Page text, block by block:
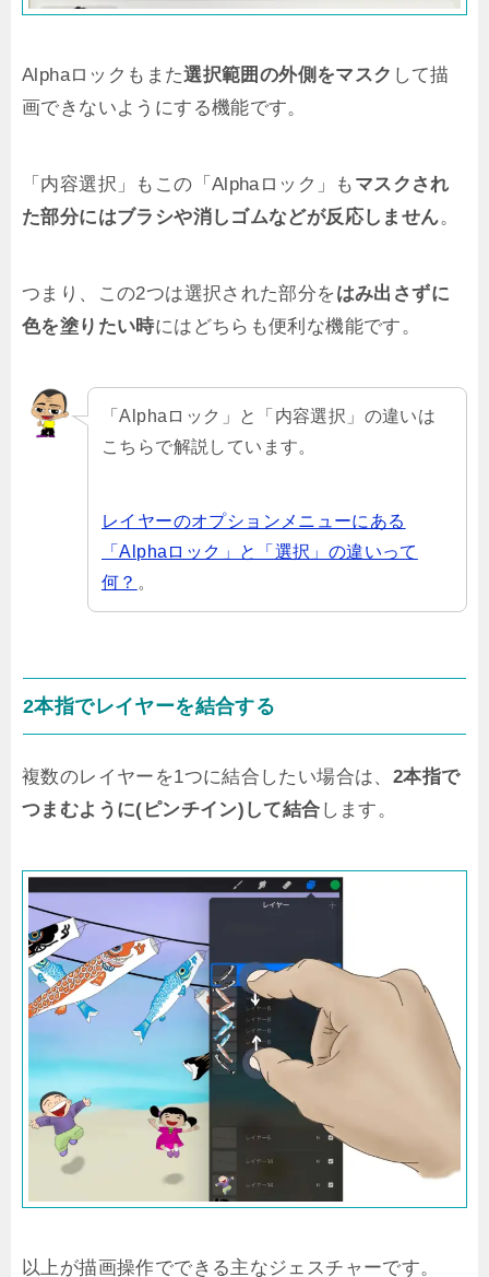
Alphaロックもまた選択範囲の外側をマスク して描
画できないようにする機能です。
「内容選択」もこの「Alphaロック」も マスクされ
た部分にはブラシや消しゴムなどが反応しません。
つまり、この2つは選択された部分をはみ出さずに
色を塗りたい時にはどちらも便利な機能です。
「Alphaロック」と「内容選択」の違いは
こちらで解説しています。
レイヤーのオプションメニューにある
「Alphaロック」と「選択」の違いって
何？ 。
2本指でレイヤーを結合する
複数のレイヤーを1つに結合したい場合は、 2本指で
つまむように(ピンチイン)して結合 します。
以上が描画操作でできる主なジェスチャーです。